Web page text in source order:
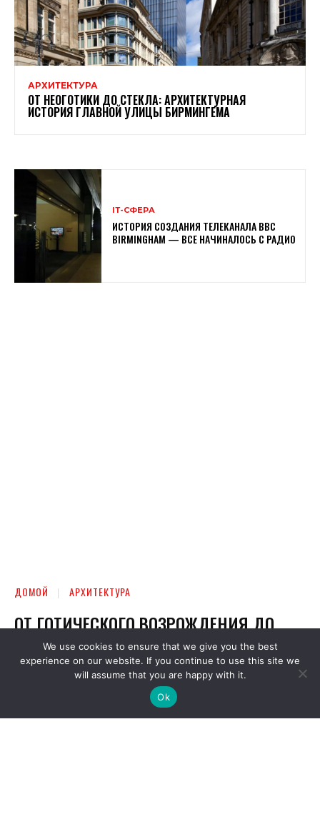
АРХИТЕКТУРА
ОТ НЕОГОТИКИ ДО СТЕКЛА: АРХИТЕКТУРНАЯ
ИСТОРИЯ ГЛАВНОЙ УЛИЦЫ БИРМИНГЕМА
ІТ-СФЕРА
ИСТОРИЯ СОЗДАНИЯ ТЕЛЕКАНАЛА BBC
BIRMINGHAM — ВСЕ НАЧИНАЛОСЬ С РАДИО
We use cookies to ensure that we give you the best
experience on our website. If you continue to use this site we
will assume that you are happy with it.
Ok